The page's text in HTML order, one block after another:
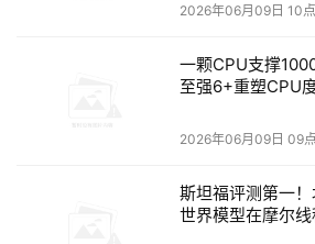
高弹性：按需选配，扩展灵活，
一是场景弹性，按需选配。不同
宽”，宿舍、病房等场景更关注“
2026年06月09日 10
一颗CPU支撑
至强6+重塑CPU
2026年06月09日 09
斯坦福评测第一
世界模型在摩尔